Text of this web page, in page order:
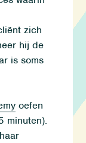
zich
hij de
is soms
oefen
minuten).